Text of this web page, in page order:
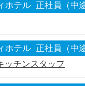
ホテル
正社員（中
ホテル
正社員（中
ッチンスタッフ